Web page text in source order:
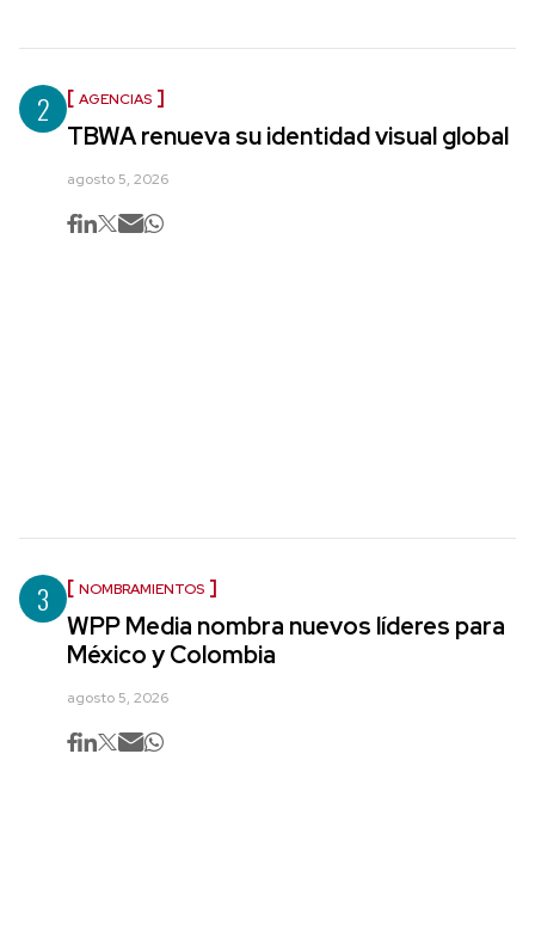
2 AGENCIAS
TBWA renueva su identidad visual global
agosto 5, 2026
3 NOMBRAMIENTOS
WPP Media nombra nuevos líderes para
México y Colombia
agosto 5, 2026